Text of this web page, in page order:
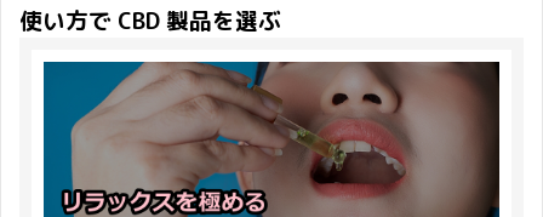
ゼント！ それでは開催概
開催期間 閏日限定開催
2020年2月22日
(土)12:00から2月29日
(土)23:59まで。 ※開催
期間内での決済完了が対
ーミングバームの良さが
少しでも伝わればと思
い、実際に使ってみた感
想をお伝えいたします。
関連リンク 【CBDfx】
熱鎮痛薬のアスピリンは
ヤナギの樹脂から抽出さ
れた鎮痛成分のサリチル
酸を元に合成された薬で
す。ヤナギの樹皮に鎮痛
作用があることは紀元前
前から知られており、古
30ml を購入するのはち
ょっと、、、っと思って
いた方でも気軽にお試し
いただけるのではないで
しょうか？ そこで
使い方で CBD 製品を選ぶ